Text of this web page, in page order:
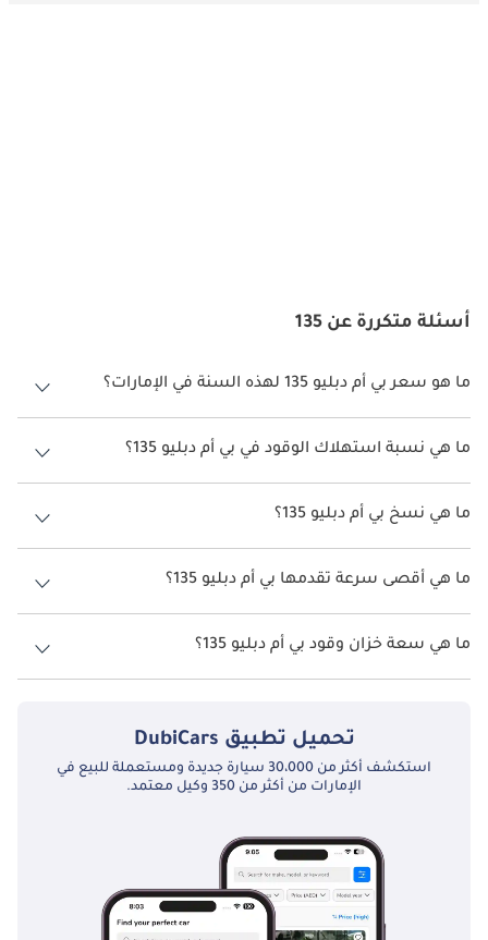
أسئلة متكررة عن 135
ما هو سعر بي أم دبليو 135 لهذه السنة في الإمارات؟
بي أم دبليو 135 لهذه السنة في الإمارات هو TBD.
ما هي نسبة استهلاك الوقود في بي أم دبليو 135؟
اقترحت الشركة المصنعة أن تكون نسبة توفير استهلاك الوقود لسيارة بي أم
دبليو 135 هو TBD.
ما هي نسخ بي أم دبليو 135؟
نسخ بي أم دبليو 135 هي .
ما هي أقصى سرعة تقدمها بي أم دبليو 135؟
السرعة القصوى بي أم دبليو 135 هي TBD.
ما هي سعة خزان وقود بي أم دبليو 135؟
تبلغ سعة خزان الوقود في بي أم دبليو 135 TBD.
تحميل تطبيق DubiCars
استكشف أكثر من 30،000 سيارة جديدة ومستعملة للبيع في
الإمارات من أكثر من 350 وكيل معتمد.